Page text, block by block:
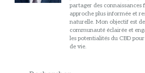
partager des connaissances
approche plus informée et
naturelle. Mon objectif est
communauté éclairée et
les potentialités du CBD
de vie.